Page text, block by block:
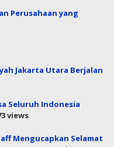
Perusahaan yang
Jakarta Utara Berjalan
Seluruh Indonesia
views
Mengucapkan Selamat